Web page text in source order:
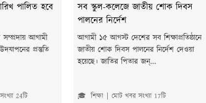
পালিত হবে
আগামী
প্রস্তুতি
24টি
সব স্কুল-কলেজে জাতীয় শোক দিবস
পালনের নির্দেশ
আগামী ১৫ আগস্ট দেশের সব শিক্ষাপ্রতিষ্ঠানে
জাতীয় শোক দিবস পালনের নির্দেশ দেওয়া
হয়েছে। জাতির পিতার জন্...
🎓 শিক্ষা মোট খবর সংখ্যা 17টি